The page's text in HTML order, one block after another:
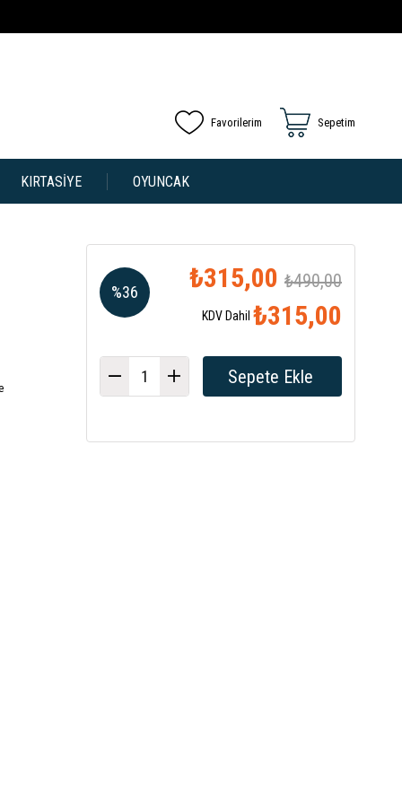
KIRTASİYE OYUNCAK
Sepetim
Favorilerim
%36
₺490,00
₺315,00
KDV Dahil ₺315,00